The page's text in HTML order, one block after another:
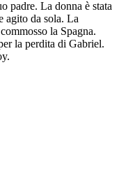
padre. La donna è stata
agito da sola. La
la Spagna.
la perdita di Gabriel.